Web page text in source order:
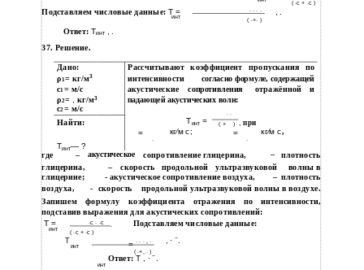
( ∙с + ∙с )
Подставляем числовые данные: Т = ∙ ∙ ∙ ∙
инт ( ∙+∙ )
Ответ: Тинт
37. Решение.
Дано: Рассчитывают коэффициент пропускания по
ρ1= кг/м3 интенсивности согласно формуле, содержащей
с1= м/с акустические сопротивления отражённой
и
ρ2= , кг/м3 падающей акустических волн:
с2= м/с
∙ ∙
Найти: Тинт = ,при
( + )
кг⁄м с; кг⁄м с,
= =
∙
Тинт— ?
∙
где – акустическое сопротивление глицерина, –
плотность
глицерина,
– скорость продольной ультразвуковой
волны в
глицерине;
- акустическое сопротивление воздуха, – плотность
воздуха,
- скорость
продольной ультразвуковой волны в воздухе.
Запишем формулу коэффициента отражения по интенсивности,
подставив выражения для акустических сопротивлений:
Т = ∙с ∙ ∙с . Подставляем числовые данные:
инт
( ∙с + ∙с )
Т
инт =∙ ∙ ∙ , ∙ , ∙ −.
( ∙+, ∙ )
Ответ: Т , ∙−
инт